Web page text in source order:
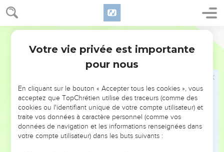
Nombres 31
Une offrande volontaire pour Dieu
Et les capitaines qui avaient charge des milliers de
l'armée, tant les chefs des milliers, que les chefs des
centaines, s'approchèrent de Moïse,
Et lui dirent : Tes serviteurs ont fait le compte des gens de
guerre qui sont sous notre charge, et il ne s'en manque pas
un seul.
C'est pourquoi nous offrons l'offrande de l'Eternel, chacun
ce qu'il s'est trouvé avoir, des joyaux d'or, des jarretières, des
bracelets, des anneaux, des pendants d'oreilles, et des
colliers, afin de faire propitiation pour nos personnes devant
Votre vie privée est importante
pour nous
En cliquant sur le bouton « Accepter tous les cookies », vous
acceptez que TopChrétien utilise des traceurs (comme des
cookies ou l'identifiant unique de votre compte utilisateur) et
traite vos données à caractère personnel (comme vos
données de navigation et les informations renseignées dans
votre compte utilisateur) dans les buts suivants :